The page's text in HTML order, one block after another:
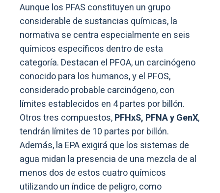
Aunque los PFAS constituyen un grupo
considerable de sustancias químicas, la
normativa se centra especialmente en seis
químicos específicos dentro de esta
categoría. Destacan el PFOA, un carcinógeno
conocido para los humanos, y el PFOS,
considerado probable carcinógeno, con
límites establecidos en 4 partes por billón.
Otros tres compuestos,PFHxS, PFNA y GenX,
tendrán límites de 10 partes por billón.
Además, la EPA exigirá que los sistemas de
agua midan la presencia de una mezcla de al
menos dos de estos cuatro químicos
utilizando un índice de peligro, como